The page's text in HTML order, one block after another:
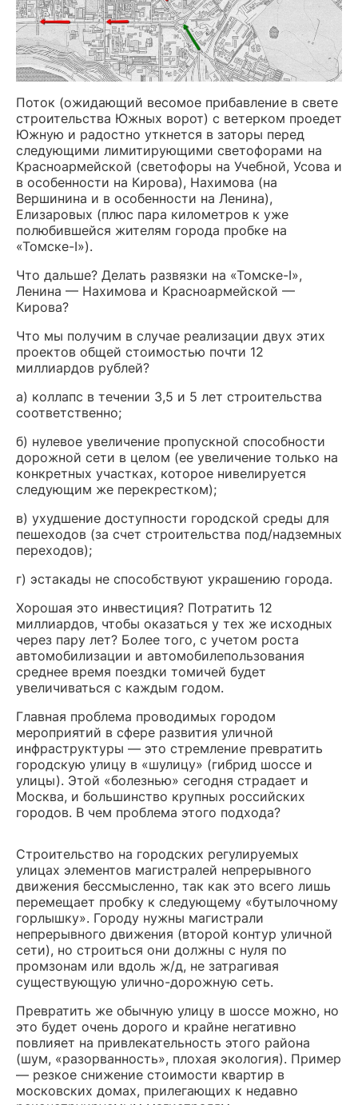
Поток (ожидающий весомое прибавление в свете
строительства Южных ворот) с ветерком проедет
Южную и радостно уткнется в заторы перед
следующими лимитирующими светофорами на
Красноармейской (светофоры на Учебной, Усова и
в особенности на Кирова), Нахимова (на
Вершинина и в особенности на Ленина),
Елизаровых (плюс пара километров к уже
полюбившейся жителям города пробке на
«Томске-I»).
Что дальше? Делать развязки на «Томске-I»,
Ленина — Нахимова и Красноармейской —
Кирова?
Что мы получим в случае реализации двух этих
проектов общей стоимостью почти 12
миллиардов рублей?
а) коллапс в течении 3,5 и 5 лет строительства
соответственно;
б) нулевое увеличение пропускной способности
дорожной сети в целом (ее увеличение только на
конкретных участках, которое нивелируется
следующим же перекрестком);
в) ухудшение доступности городской среды для
пешеходов (за счет строительства под/надземных
переходов);
г) эстакады не способствуют украшению города.
Хорошая это инвестиция? Потратить 12
миллиардов, чтобы оказаться у тех же исходных
через пару лет? Более того, с учетом роста
автомобилизации и автомобилепользования
среднее время поездки томичей будет
увеличиваться с каждым годом.
Главная проблема проводимых городом
мероприятий в сфере развития уличной
инфраструктуры — это стремление превратить
городскую улицу в «шулицу» (гибрид шоссе и
улицы). Этой «болезнью» сегодня страдает и
Москва, и большинство крупных российских
городов. В чем проблема этого подхода?
Строительство на городских регулируемых
улицах элементов магистралей непрерывного
движения бессмысленно, так как это всего лишь
перемещает пробку к следующему «бутылочному
горлышку». Городу нужны магистрали
непрерывного движения (второй контур уличной
сети), но строиться они должны с нуля по
промзонам или вдоль ж/д, не затрагивая
существующую улично-дорожную сеть.
Превратить же обычную улицу в шоссе можно, но
это будет очень дорого и крайне негативно
повлияет на привлекательность этого района
(шум, «разорванность», плохая экология). Пример
— резкое снижение стоимости квартир в
московских домах, прилегающих к недавно